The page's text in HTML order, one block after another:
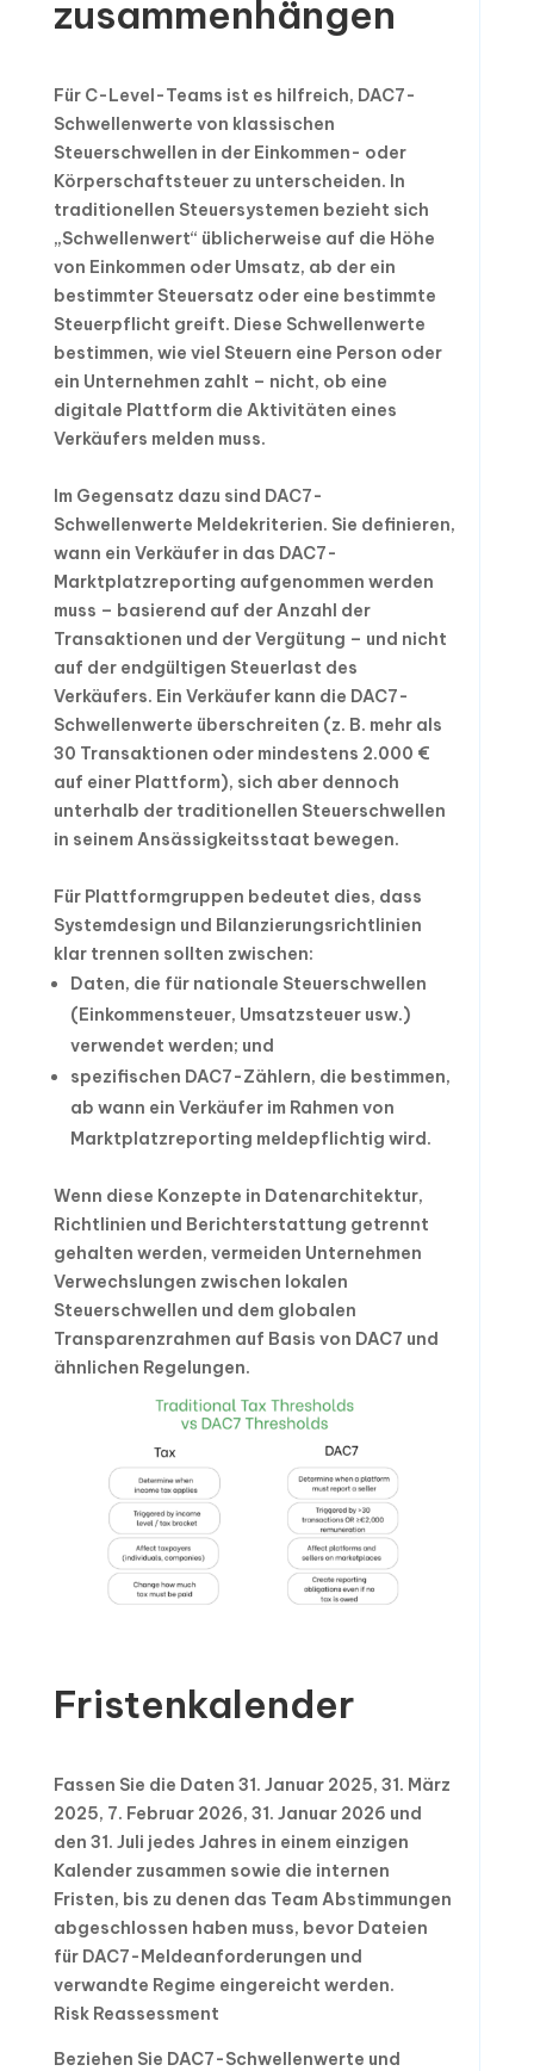
zusammenhängen
Für C-Level-Teams ist es hilfreich, DAC7-
Schwellenwerte von klassischen
Steuerschwellen in der Einkommen- oder
Körperschaftsteuer zu unterscheiden. In
traditionellen Steuersystemen bezieht sich
„Schwellenwert“ üblicherweise auf die Höhe
von Einkommen oder Umsatz, ab der ein
bestimmter Steuersatz oder eine bestimmte
Steuerpflicht greift. Diese Schwellenwerte
bestimmen, wie viel Steuern eine Person oder
ein Unternehmen zahlt – nicht, ob eine
digitale Plattform die Aktivitäten eines
Verkäufers melden muss.
Im Gegensatz dazu sind DAC7-
Schwellenwerte Meldekriterien. Sie definieren,
wann ein Verkäufer in das DAC7-
Marktplatzreporting aufgenommen werden
muss – basierend auf der Anzahl der
Transaktionen und der Vergütung – und nicht
auf der endgültigen Steuerlast des
Verkäufers. Ein Verkäufer kann die DAC7-
Schwellenwerte überschreiten (z. B. mehr als
30 Transaktionen oder mindestens 2.000 €
auf einer Plattform), sich aber dennoch
unterhalb der traditionellen Steuerschwellen
in seinem Ansässigkeitsstaat bewegen.
Für Plattformgruppen bedeutet dies, dass
Systemdesign und Bilanzierungsrichtlinien
klar trennen sollten zwischen:
Daten, die für nationale Steuerschwellen
(Einkommensteuer, Umsatzsteuer usw.)
verwendet werden; und
spezifischen DAC7-Zählern, die bestimmen,
ab wann ein Verkäufer im Rahmen von
Marktplatzreporting meldepflichtig wird.
Wenn diese Konzepte in Datenarchitektur,
Richtlinien und Berichterstattung getrennt
gehalten werden, vermeiden Unternehmen
Verwechslungen zwischen lokalen
Steuerschwellen und dem globalen
Transparenzrahmen auf Basis von DAC7 und
ähnlichen Regelungen.
Fristenkalender
Fassen Sie die Daten 31. Januar 2025, 31. März
2025, 7. Februar 2026, 31. Januar 2026 und
den 31. Juli jedes Jahres in einem einzigen
Kalender zusammen sowie die internen
Fristen, bis zu denen das Team Abstimmungen
abgeschlossen haben muss, bevor Dateien
für DAC7-Meldeanforderungen und
verwandte Regime eingereicht werden.
Risk Reassessment
Beziehen Sie DAC7-Schwellenwerte und